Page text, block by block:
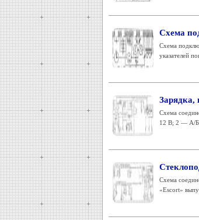
Схема
Схема
указателей
Зарядка,
Схема
12 В; 2 — А/Б;
Схема
«Escort»